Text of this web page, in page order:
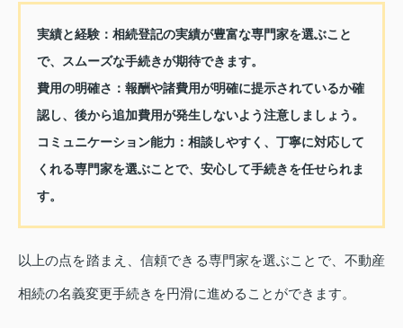
実績と経験： 相続登記の実績が豊富な専門家を選ぶこと
で、スムーズな手続きが期待できます。
費用の明確さ： 報酬や諸費用が明確に提示されているか確
認し、後から追加費用が発生しないよう注意しましょう。
コミュニケーション能力： 相談しやすく、丁寧に対応して
くれる専門家を選ぶことで、安心して手続きを任せられま
す。
以上の点を踏まえ、信頼できる専門家を選ぶことで、不動産
相続の名義変更手続きを円滑に進めることができます。